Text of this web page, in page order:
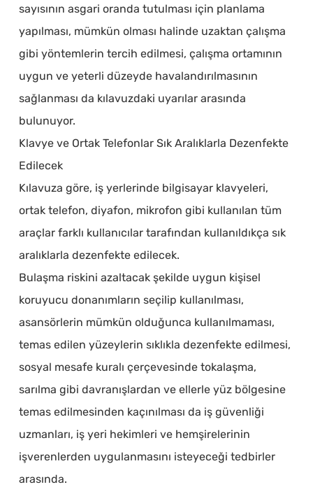
sayısının asgari oranda tutulması için planlama
yapılması, mümkün olması halinde uzaktan çalışma
gibi yöntemlerin tercih edilmesi, çalışma ortamının
uygun ve yeterli düzeyde havalandırılmasının
sağlanması da kılavuzdaki uyarılar arasında
bulunuyor.
Klavye ve Ortak Telefonlar Sık Aralıklarla Dezenfekte
Edilecek
Kılavuza göre, iş yerlerinde bilgisayar klavyeleri,
ortak telefon, diyafon, mikrofon gibi kullanılan tüm
araçlar farklı kullanıcılar tarafından kullanıldıkça sık
aralıklarla dezenfekte edilecek.
Bulaşma riskini azaltacak şekilde uygun kişisel
koruyucu donanımların seçilip kullanılması,
asansörlerin mümkün olduğunca kullanılmaması,
temas edilen yüzeylerin sıklıkla dezenfekte edilmesi,
sosyal mesafe kuralı çerçevesinde tokalaşma,
sarılma gibi davranışlardan ve ellerle yüz bölgesine
temas edilmesinden kaçınılması da iş güvenliği
uzmanları, iş yeri hekimleri ve hemşirelerinin
işverenlerden uygulanmasını isteyeceği tedbirler
arasında.